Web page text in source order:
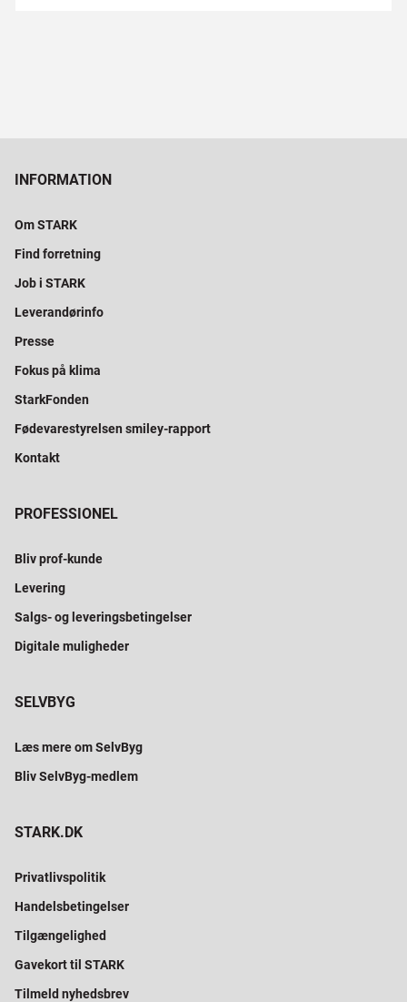
INFORMATION
Om STARK
Find forretning
Job i STARK
Leverandørinfo
Presse
Fokus på klima
StarkFonden
Fødevarestyrelsen smiley-rapport
Kontakt
PROFESSIONEL
Bliv prof-kunde
Levering
Salgs- og leveringsbetingelser
Digitale muligheder
SELVBYG
Læs mere om SelvByg
Bliv SelvByg-medlem
STARK.DK
Privatlivspolitik
Handelsbetingelser
Tilgængelighed
Gavekort til STARK
Tilmeld nyhedsbrev